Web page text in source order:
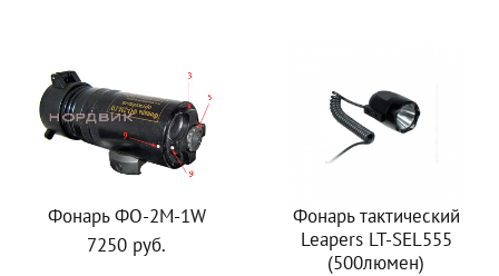
Фонарь ФО-2М-1W
7250 руб.
Фонарь тактический
Leapers LT-SEL555
(500люмен)